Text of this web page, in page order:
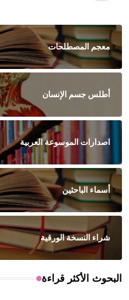
معجم المصطلحات
أطلس جسم الإنسان
اصدارات الموسوعة العربية
أسماء الباحثين
شراء النسخة الورقية
البحوث الأكثر قراءة